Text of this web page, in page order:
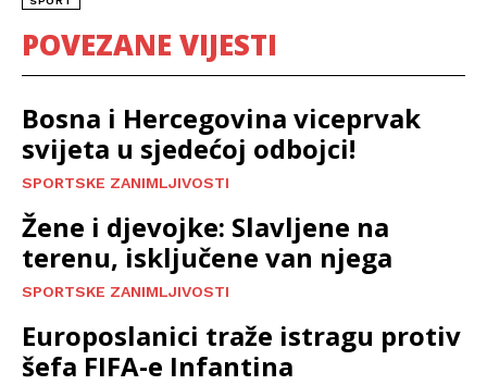
POVEZANE VIJESTI
Bosna i Hercegovina viceprvak
svijeta u sjedećoj odbojci!
SPORTSKE ZANIMLJIVOSTI
Žene i djevojke: Slavljene na
terenu, isključene van njega
SPORTSKE ZANIMLJIVOSTI
Europoslanici traže istragu protiv
šefa FIFA-e Infantina